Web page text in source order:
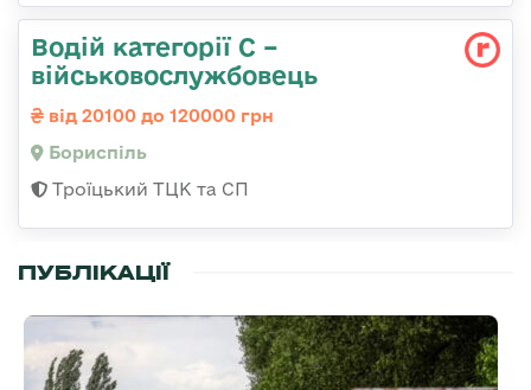
Водій категорії С –
військовослужбовець
від 20100 до 120000 грн
Бориспіль
Троїцький ТЦК та СП
ПУБЛІКАЦІЇ